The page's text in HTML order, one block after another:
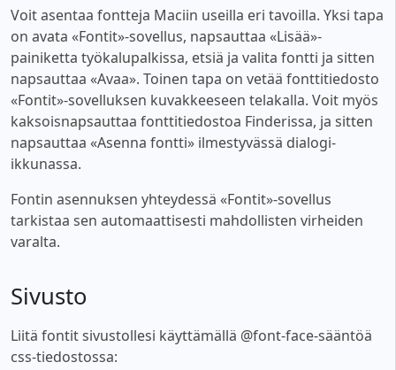
Voit asentaa fontteja Maciin useilla eri tavoilla. Yksi tapa
on avata «Fontit»-sovellus, napsauttaa «Lisää»-
painiketta työkalupalkissa, etsiä ja valita fontti ja sitten
napsauttaa «Avaa». Toinen tapa on vetää fonttitiedosto
«Fontit»-sovelluksen kuvakkeeseen telakalla. Voit myös
kaksoisnapsauttaa fonttitiedostoa Finderissa, ja sitten
napsauttaa «Asenna fontti» ilmestyvässä dialogi-
ikkunassa.
Fontin asennuksen yhteydessä «Fontit»-sovellus
tarkistaa sen automaattisesti mahdollisten virheiden
varalta.
Sivusto
Liitä fontit sivustollesi käyttämällä @font-face-sääntöä
css-tiedostossa: